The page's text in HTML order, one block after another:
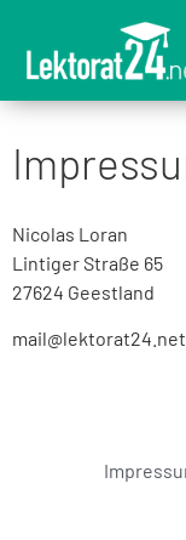
Nicolas Loran
Lintiger Straße 65
27624 Geestland
mail@lektorat24.net